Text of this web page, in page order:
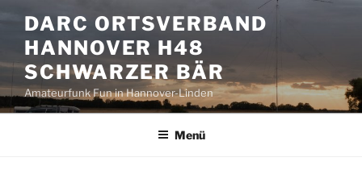
Inhalt
springen
DARC ORTSVERBAND
HANNOVER H48
SCHWARZER BÄR
Amateurfunk Fun in Hannover-Linden
Menü